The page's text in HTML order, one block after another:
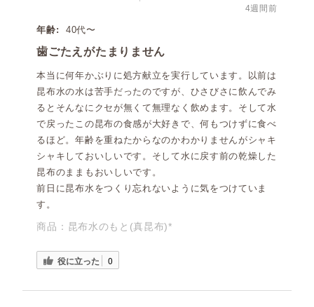
4週間前
年齢: 40代〜
歯ごたえがたまりません
本当に何年かぶりに処方献立を実行しています。以前は
昆布水の水は苦手だったのですが、ひさびさに飲んでみ
るとそんなにクセが無くて無理なく飲めます。そして水
で戻ったこの昆布の食感が大好きで、何もつけずに食べ
るほど。年齢を重ねたからなのかわかりませんがシャキ
シャキしておいしいです。そして水に戻す前の乾燥した
昆布のままもおいしいです。
前日に昆布水をつくり忘れないように気をつけていま
す。
商品： 昆布水のもと(真昆布)*
役に立った 0